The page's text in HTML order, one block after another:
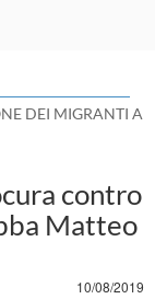
DEI MIGRANTI A
contro
Matteo
10/08/2019